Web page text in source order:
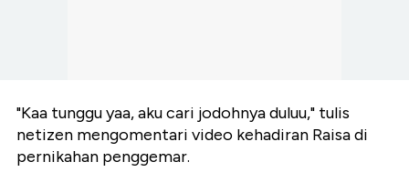
"Kaa tunggu yaa, aku cari jodohnya duluu," tulis
netizen mengomentari video kehadiran Raisa di
pernikahan penggemar.